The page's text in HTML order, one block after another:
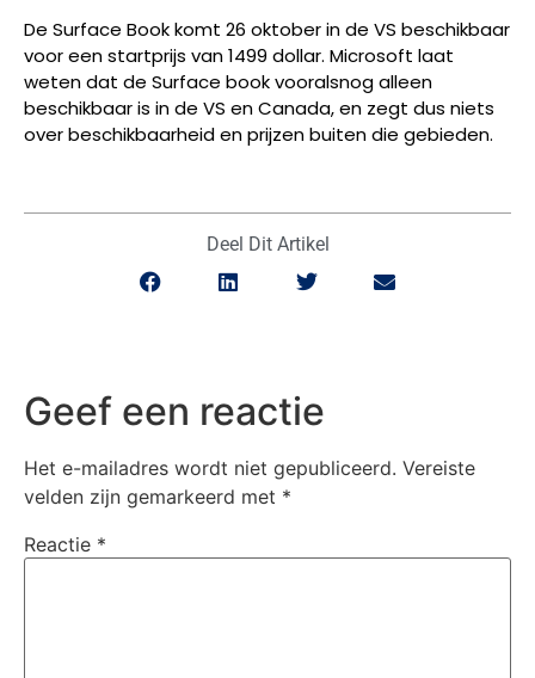
De Surface Book komt 26 oktober in de VS beschikbaar
voor een startprijs van 1499 dollar. Microsoft laat
weten dat de Surface book vooralsnog alleen
beschikbaar is in de VS en Canada, en zegt dus niets
over beschikbaarheid en prijzen buiten die gebieden.
Deel Dit Artikel
Geef een reactie
Het e-mailadres wordt niet gepubliceerd. Vereiste
velden zijn gemarkeerd met *
Reactie *